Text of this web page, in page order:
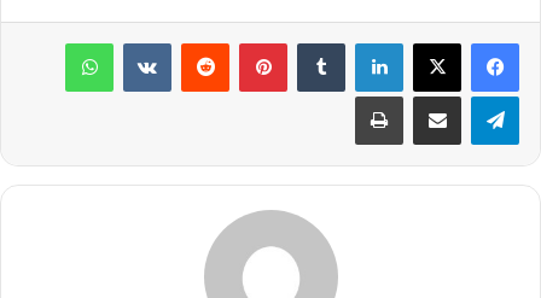
لینکدین ‫تامبلر پینترست‫رددیت ‫VKontakte
واتس آپ
تلگرام اشتراک گذاری از طریق ایمیل چاپ